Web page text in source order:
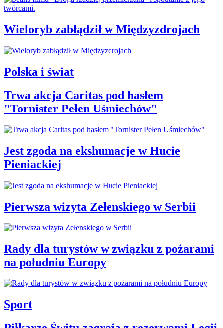
Wieloryb zabłądził w Międzyzdrojach
Polska i świat
Trwa akcja Caritas pod hasłem
"Tornister Pełen Uśmiechów"
Jest zgoda na ekshumacje w Hucie
Pieniackiej
Pierwsza wizyta Zełenskiego w Serbii
Rady dla turystów w związku z pożarami
na południu Europy
Sport